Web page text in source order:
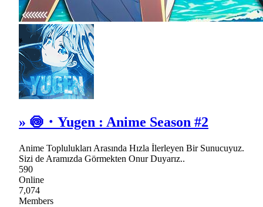
» 🍥・Yugen : Anime Season #2
Anime Toplulukları Arasında Hızla İlerleyen Bir Sunucuyuz.
Sizi de Aramızda Görmekten Onur Duyarız..
590
Online
7,074
Members